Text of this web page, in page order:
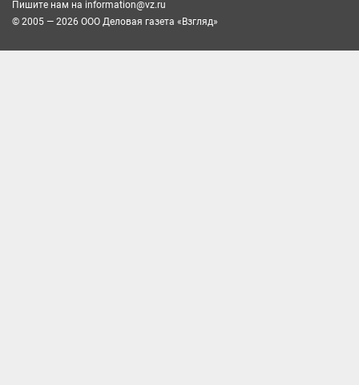
Пишите нам на information@vz.ru
© 2005 — 2026 ООО Деловая газета «Взгляд»